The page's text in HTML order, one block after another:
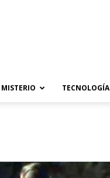
MISTERIO TECNOLOGÍA